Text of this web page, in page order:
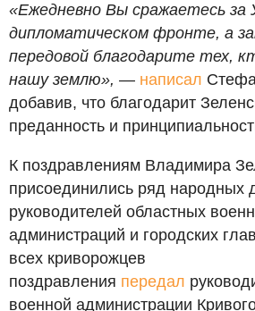
«Ежедневно Вы сражаетесь за
дипломатическом фронте, а
передовой благодарите тех,
нашу землю», — написал
добавив, что благодарит
преданность и
К поздравлениям Владимира
присоединились ряд народных
руководителей областных
администраций и городских
всех криворожцев
поздравления передал
военной администрации